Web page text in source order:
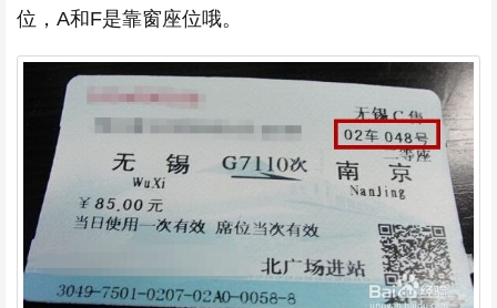
位，A和F是靠窗座位哦。